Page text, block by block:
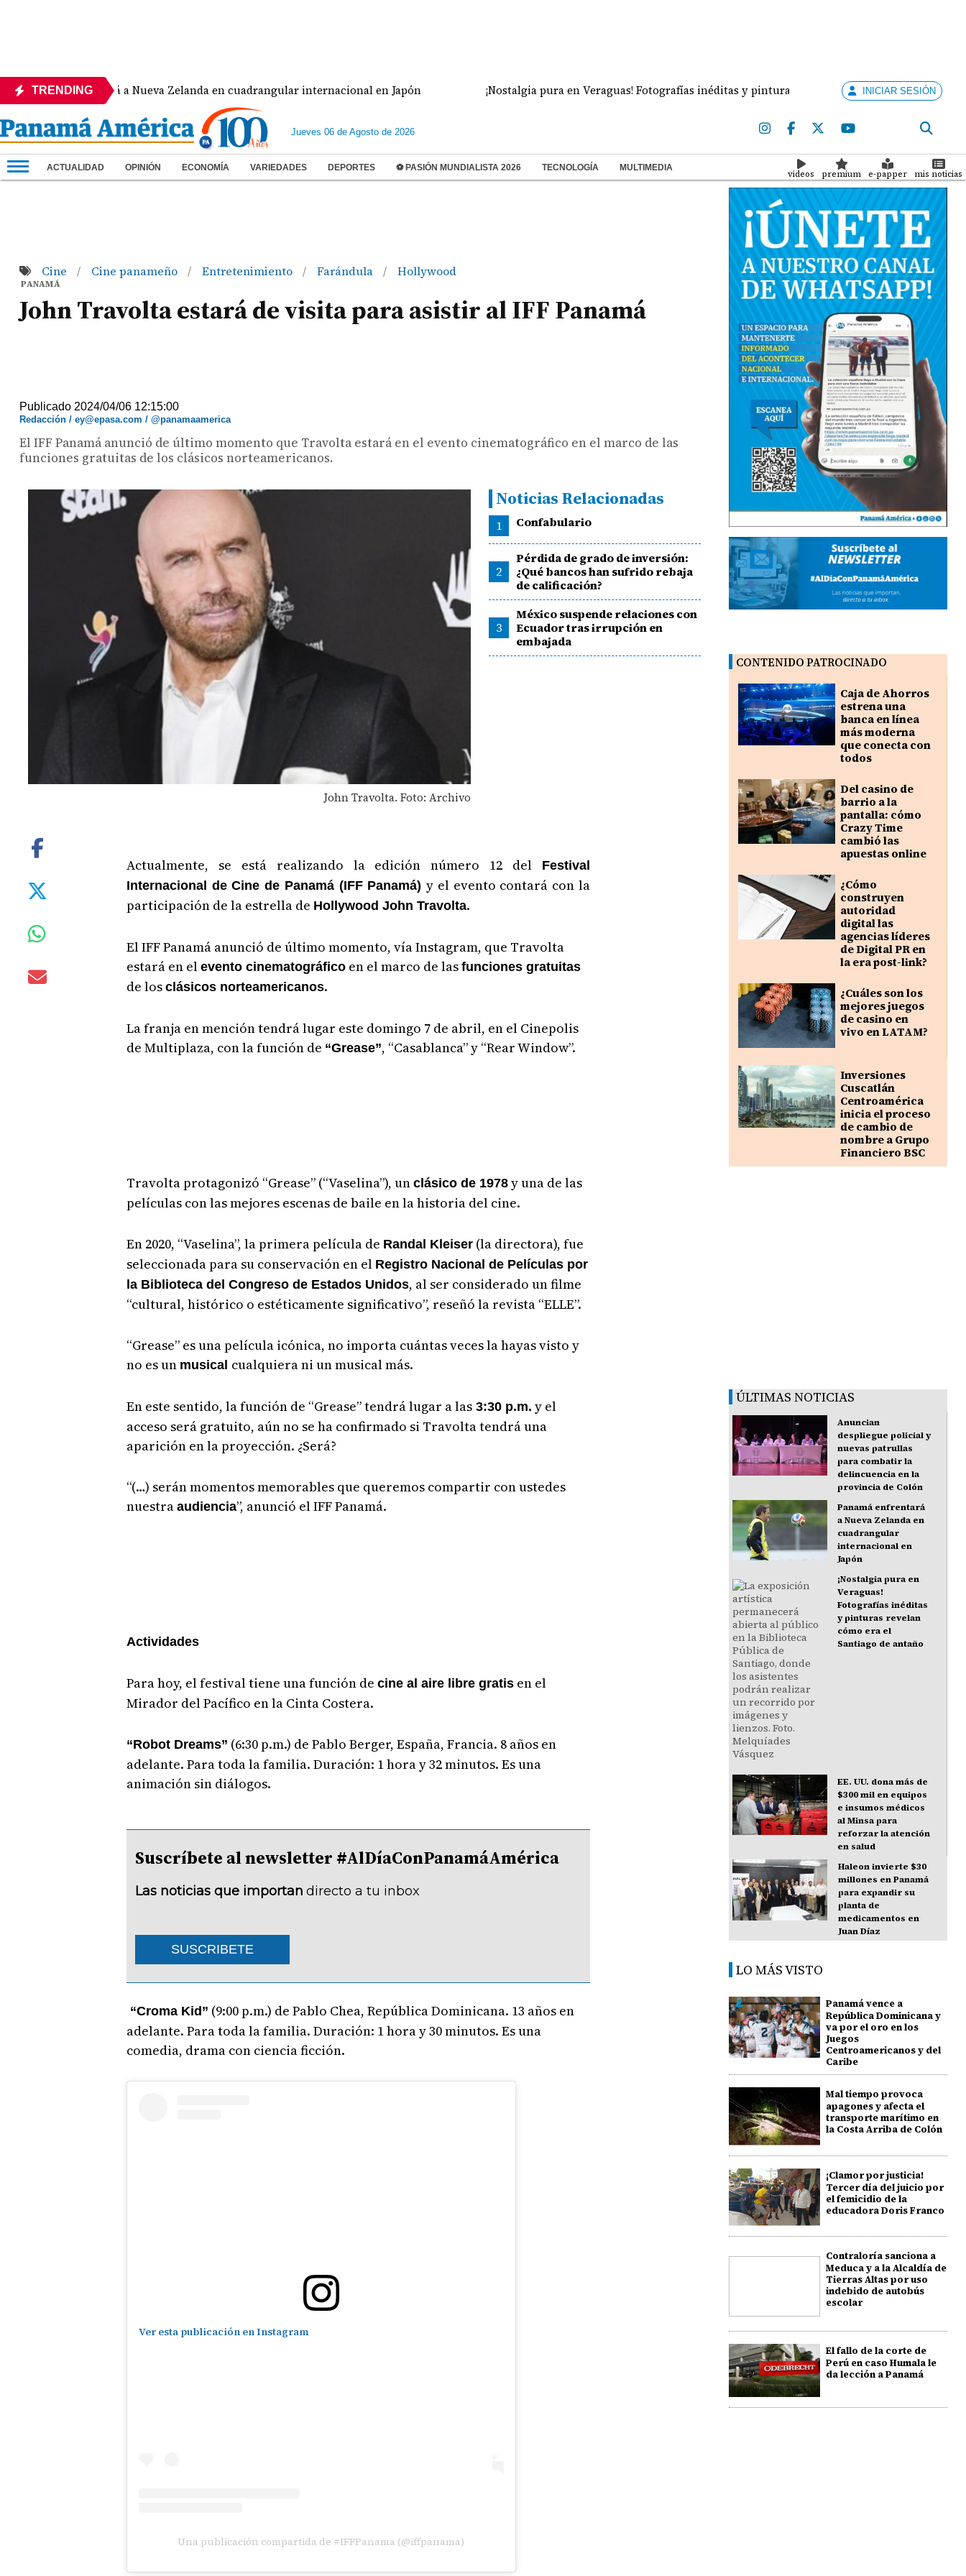
TRENDING
enfrentará a Nueva Zelanda en cuadrangular internacional en Japón ¡Nostalgia pura en Veraguas! Fotografías inéditas y pinturas revelan cómo era el Santiago de antaño
INICIAR SESIÓN
Jueves 06 de Agosto de 2026
ACTUALIDAD OPINIÓN ECONOMÍA VARIEDADES DEPORTES ⚽ PASIÓN MUNDIALISTA 2026 TECNOLOGÍA MULTIMEDIA
videos premium e-papper mis noticias
Cine / Cine panameño / Entretenimiento / Farándula / Hollywood
PANAMÁ
John Travolta estará de visita para asistir al IFF Panamá
Publicado 2024/04/06 12:15:00
Redacción / ey@epasa.com / @panamaamerica
El IFF Panamá anunció de último momento que Travolta estará en el evento cinematográfico en el marco de las
funciones gratuitas de los clásicos norteamericanos.
John Travolta. Foto: Archivo
Noticias Relacionadas
1 Confabulario
2
Pérdida de grado de inversión:
¿Qué bancos han sufrido rebaja
de calificación?
3
México suspende relaciones con
Ecuador tras irrupción en
embajada
Actualmente, se está realizando la edición número 12 del
Festival
Internacional de Cine de Panamá (IFF Panamá)y el evento contará con la
participación de la estrella de Hollywood John Travolta.
El IFF Panamá anunció de último momento, vía Instagram, que Travolta
estará en el evento cinematográficoen el marco de las funciones gratuitas
de los clásicos norteamericanos.
La franja en mención tendrá lugar este domingo 7 de abril, en el Cinepolis
de Multiplaza, con la función de “Grease”, “Casablanca” y “Rear Window”.
Travolta protagonizó “Grease” (“Vaselina”), un clásico de 1978y una de las
películas con las mejores escenas de baile en la historia del cine.
En 2020, “Vaselina”, la primera película de Randal Kleiser(la directora), fue
seleccionada para su conservación en el Registro Nacional de Películas por
la Biblioteca del Congreso de Estados Unidos, al ser considerado un filme
“cultural, histórico o estéticamente significativo”, reseñó la revista “ELLE”.
“Grease” es una película icónica, no importa cuántas veces la hayas visto y
no es un musical cualquiera ni un musical más.
En este sentido, la función de “Grease” tendrá lugar a las3:30 p.m. y el
acceso será gratuito, aún no se ha confirmado si Travolta tendrá una
aparición en la proyección. ¿Será?
“(…) serán momentos memorables que queremos compartir con ustedes
nuestra audiencia”, anunció el IFF Panamá.
Actividades
Para hoy, el festival tiene una función de cine al aire libre gratisen el
Mirador del Pacífico en la Cinta Costera.
“Robot Dreams” (6:30 p.m.) de Pablo Berger, España, Francia. 8 años en
adelante. Para toda la familia. Duración: 1 hora y 32 minutos. Es una
animación sin diálogos.
Suscríbete al newsletter #AlDíaConPanamáAmérica
Las noticias que importan directo a tu inbox
SUSCRIBETE
“Croma Kid” (9:00 p.m.) de Pablo Chea, República Dominicana. 13 años en
adelante. Para toda la familia. Duración: 1 hora y 30 minutos. Es una
comedia, drama con ciencia ficción.
Ver esta publicación en Instagram
Una publicación compartida de #IFFPanama (@iffpanama)
CONTENIDO PATROCINADO
Caja de Ahorros
estrena una
banca en línea
más moderna
que conecta con
todos
Del casino de
barrio a la
pantalla: cómo
Crazy Time
cambió las
apuestas online
¿Cómo
construyen
autoridad
digital las
agencias líderes
de Digital PR en
la era post-link?
¿Cuáles son los
mejores juegos
de casino en
vivo en LATAM?
Inversiones
Cuscatlán
Centroamérica
inicia el proceso
de cambio de
nombre a Grupo
Financiero BSC
ÚLTIMAS NOTICIAS
Anuncian
despliegue policial y
nuevas patrullas
para combatir la
delincuencia en la
provincia de Colón
Panamá enfrentará
a Nueva Zelanda en
cuadrangular
internacional en
Japón
¡Nostalgia pura en
Veraguas!
Fotografías inéditas
y pinturas revelan
cómo era el
Santiago de antaño
EE. UU. dona más de
$300 mil en equipos
e insumos médicos
al Minsa para
reforzar la atención
en salud
Haleon invierte $30
millones en Panamá
para expandir su
planta de
medicamentos en
Juan Díaz
LO MÁS VISTO
Panamá vence a
República Dominicana y
va por el oro en los
Juegos
Centroamericanos y del
Caribe
Mal tiempo provoca
apagones y afecta el
transporte marítimo en
la Costa Arriba de Colón
¡Clamor por justicia!
Tercer día del juicio por
el femicidio de la
educadora Doris Franco
Contraloría sanciona a
Meduca y a la Alcaldía de
Tierras Altas por uso
indebido de autobús
escolar
El fallo de la corte de
Perú en caso Humala le
da lección a Panamá